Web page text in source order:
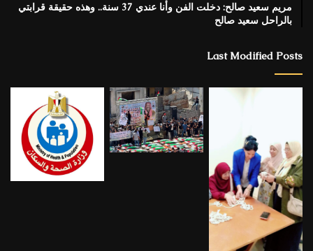
مريم سعيد صالح: دخلت الفن وأنا عندي 37 سنة.. وهذه حقيقة قرابتي
بالراحل سعيد صالح
Last Modified Posts